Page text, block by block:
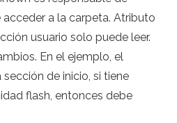
a la carpeta. Atributo
usuario solo puede leer.
En el ejemplo, el
de inicio, si tiene
flash, entonces debe